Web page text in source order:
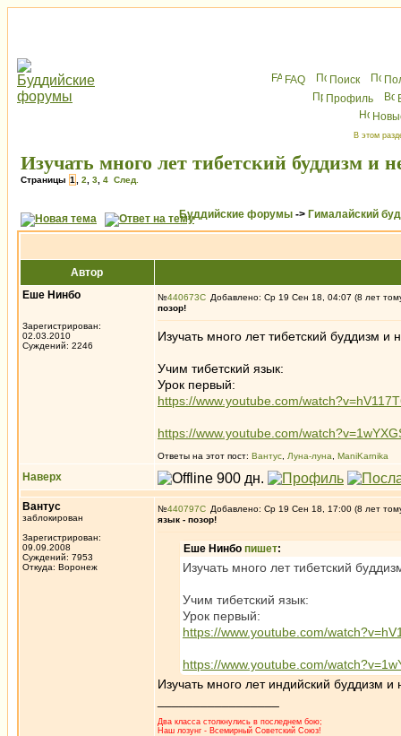
FAQ Поиск
Профиль
В этом
Изучать много лет тибетский буддизм и
Страницы 1 2 3 4 След.
Буддийские форумы -> Гималайский
Автор
Еше Нинбо
Зарегистрирован:
02.03.2010
Суждений: 2246
№440673
Добавлено: Ср 19 Сен 18, 04:07 (8 лет
позор!
Изучать много лет тибетский буддизм и
Учим тибетский язык:
Урок первый:
https://www.youtube.com/
https://www.youtube.com/
Ответы на этот пост: Вантус Луна-луна ManiKarnika
Наверх
Вантус
заблокирован
Зарегистрирован:
09.09.2008
Суждений: 7953
Откуда: Воронеж
№440797
Добавлено: Ср 19 Сен 18, 17:00 (8 лет
язык - позор!
Еше Нинбо пишет:
Изучать много лет тибетский
Учим тибетский язык:
Урок первый:
https://www.youtube.com/
https://www.youtube.com/
Изучать много лет индийский буддизм
Два класса столкнулись в последнем бою;
Наш лозунг - Всемирный Советский Союз!